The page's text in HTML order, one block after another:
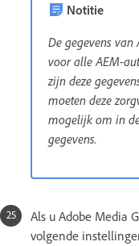
Notitie
De gegevens
voor alle AEM-
zijn deze
moeten deze
mogelijk om in
gegevens.
Als u Adobe Media
volgende